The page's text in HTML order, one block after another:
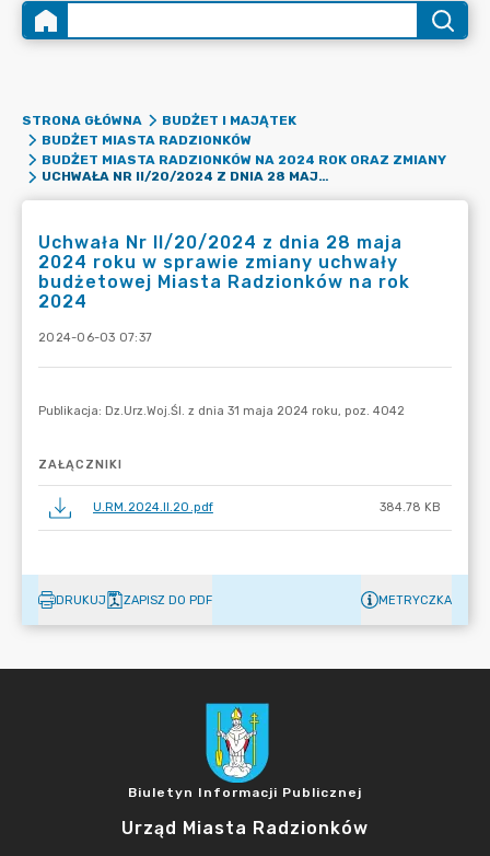
STRONA GŁÓWNA
BUDŻET I MAJĄTEK
BUDŻET MIASTA RADZIONKÓW
BUDŻET MIASTA RADZIONKÓW NA 2024 ROK ORAZ ZMIANY
UCHWAŁA NR II/20/2024 Z DNIA 28 MAJA 2024 ROKU W SPRAWIE ZMIANY UCHWAŁY BUDŻETOWEJ MIASTA RADZIONKÓW NA ROK 2024
Uchwała Nr II/20/2024 z dnia 28 maja
2024 roku w sprawie zmiany uchwały
budżetowej Miasta Radzionków na rok
2024
2024-06-03 07:37
ZAŁĄCZNIKI
U.RM.2024.II.20.pdf 384.78 KB
DRUKUJ ZAPISZ DO PDF METRYCZKA
Biuletyn Informacji Publicznej
Urząd Miasta Radzionków